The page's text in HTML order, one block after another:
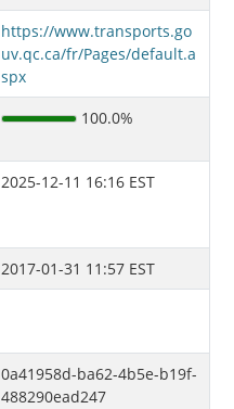
https://www.transports.go
uv.qc.ca/fr/Pages/default.a
spx
100.0%
2025-12-11 16:16 EST
2017-01-31 11:57 EST
0a41958d-ba62-4b5e-b19f-
488290ead247